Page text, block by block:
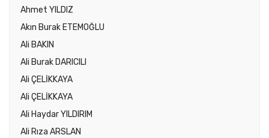
Ahmet YILDIZ
Akın Burak ETEMOĞLU
Ali BAKIN
Ali Burak DARICILI
Ali ÇELİKKAYA
Ali ÇELİKKAYA
Ali Haydar YILDIRIM
Ali Rıza ARSLAN